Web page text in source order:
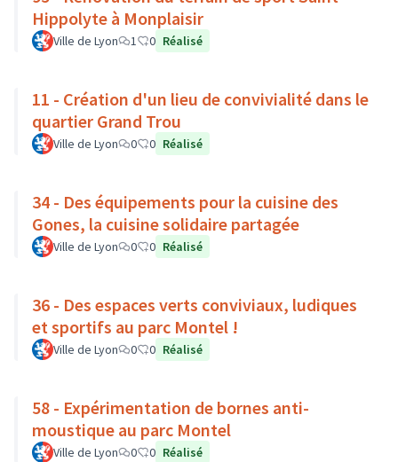
Hippolyte à Monplaisir
Ville de Lyon 1 0 Réalisé
11 - Création d'un lieu de convivialité dans le
quartier Grand Trou
Ville de Lyon 0 0 Réalisé
34 - Des équipements pour la cuisine des
Gones, la cuisine solidaire partagée
Ville de Lyon 0 0 Réalisé
36 - Des espaces verts conviviaux, ludiques
et sportifs au parc Montel !
Ville de Lyon 0 0 Réalisé
58 - Expérimentation de bornes anti-
moustique au parc Montel
Ville de Lyon 0 0 Réalisé